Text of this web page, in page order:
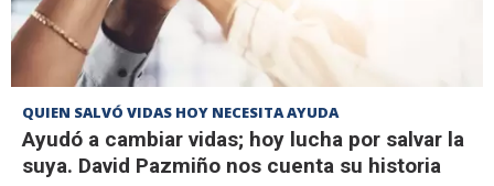
QUIEN SALVÓ VIDAS HOY NECESITA AYUDA
Ayudó a cambiar vidas; hoy lucha por salvar la
suya. David Pazmiño nos cuenta su historia